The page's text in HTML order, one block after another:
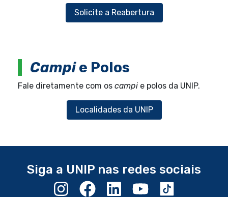
Solicite a Reabertura
Campie Polos
Fale diretamente com os campi e polos da UNIP.
Localidades da UNIP
Siga a UNIP nas redes sociais